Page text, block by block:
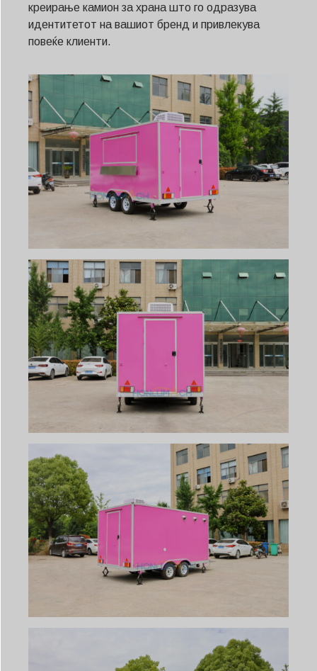
креирање камион за храна што го одразува
идентитетот на вашиот бренд и привлекува
повеќе клиенти.